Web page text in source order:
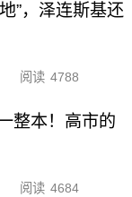
”，泽连斯基还
阅读 4788
整本！高市的
阅读 4684